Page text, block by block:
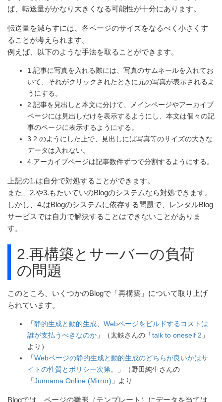
ば、転送量がかなり大きくなる可能性が十分にあります。
転送量を減らすには、各ページのサイズをなるべく小さくす
ることが考えられます。
例えば、以下のような手法を取ることができます。
1.記事に写真を入れる際には、写真のサムネールを入れてお
いて、それがクリックされたときに元の写真が表示されるよ
うにする。
2.記事を見出しと本文に分けて、メインページやアーカイブ
ページには見出しだけを表示するようにし、本文は個々の記
事のページに表示するようにする。
3.2.のようにした上で、見出しには写真等のサイズの大きな
データは入れない。
4.アーカイブページは記事数件ずつで分割するようにする。
上記の1.は自分で対処することができます。
また、2.や3.もたいていのBlogのシステムなら対処できます。
しかし、4.はBlogのシステムに依存する問題で、レンタルBlog
サービスでは自力で解決することはできないことがありま
す。
2.再構築とサーバーの負荷
の問題
このところ、いくつかのBlogで「再構築」について取り上げ
られています。
「静的生成と動的生成、Webページをビルドするコストは
誰が支払うべきなのか 」（太鉄さんの「talk to oneself 2 」
より）
「Webページの静的生成と動的生成のどちらが良いかはサ
イトの性質とポリシー次第。
」（野田純生さんの
「Junnama Online (Mirror) 」より
Blogでは、ページの雛形（テンプレート）にデータを当ては